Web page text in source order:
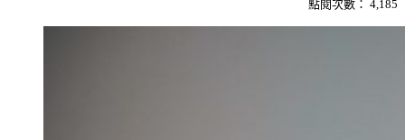
點閱次數： 4,185